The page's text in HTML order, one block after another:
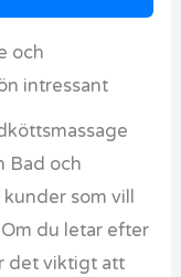
och
intressant
Bad och
som vill
du letar efter
det viktigt att